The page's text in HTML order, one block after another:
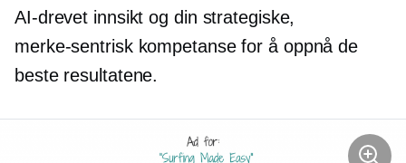
AI-drevet innsikt og din strategiske,
merke-sentriskkompetanse for å oppnå de
beste resultatene.